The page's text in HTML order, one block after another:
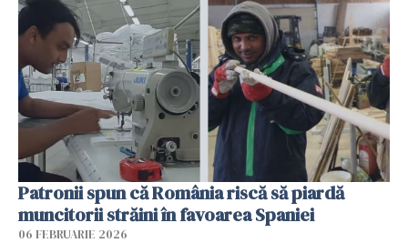
Patronii spun că România riscă să piardă
muncitorii străini în favoarea Spaniei
06 FEBRUARIE 2026